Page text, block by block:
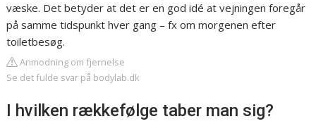
væske. Det betyder at det er en god idé at vejningen foregår
på samme tidspunkt hver gang – fx om morgenen efter
toiletbesøg.
Anmodning om fjernelse
Se det fulde svar på bodylab.dk
I hvilken rækkefølge taber man sig?